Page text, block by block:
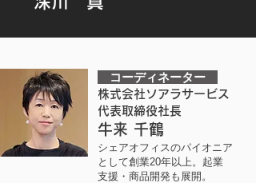
コーディネーター
株式会社ソアラサービス
代表取締役社長
牛来 千鶴
シェアオフィスのパイオニア
として創業20年以上。起業
支援・商品開発も展開。